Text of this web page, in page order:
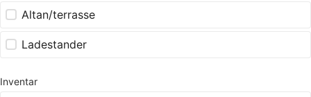
Altan/terrasse
Ladestander
Inventar